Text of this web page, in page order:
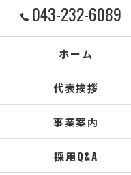
043-232-6089
ホーム
代表挨拶
事業案内
採用Q&A